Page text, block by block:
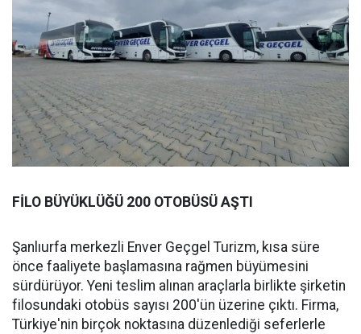
FİLO BÜYÜKLÜĞÜ 200 OTOBÜSÜ AŞTI
Şanlıurfa merkezli Enver Geçgel Turizm, kısa süre
önce faaliyete başlamasına rağmen büyümesini
sürdürüyor. Yeni teslim alınan araçlarla birlikte şirketin
filosundaki otobüs sayısı 200'ün üzerine çıktı. Firma,
Türkiye'nin birçok noktasına düzenlediği seferlerle